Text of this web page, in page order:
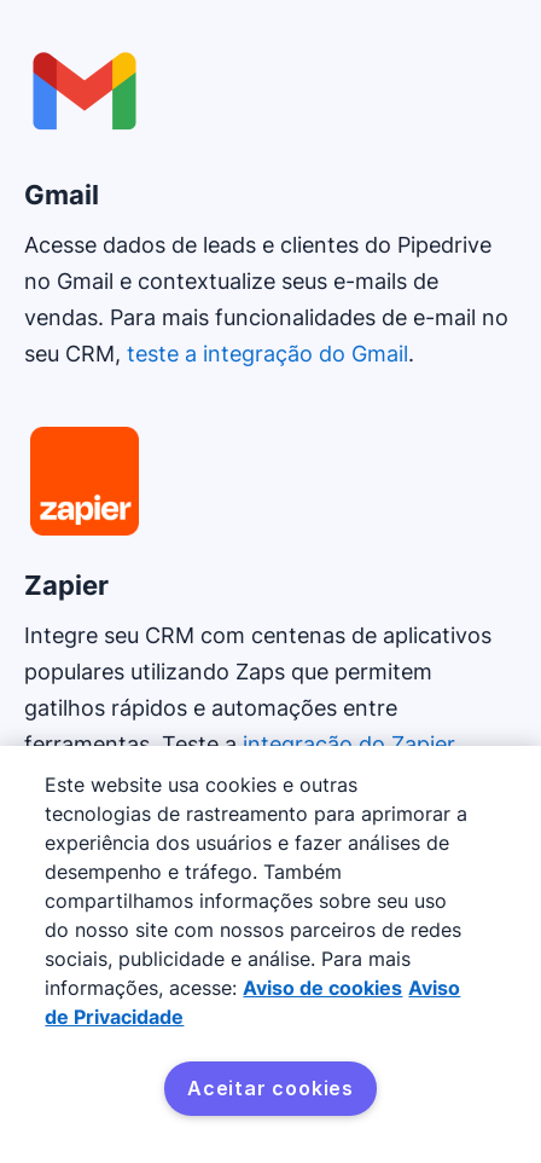
Gmail
Acesse dados de leads e clientes do Pipedrive
no Gmail e contextualize seus e-mails de
vendas. Para mais funcionalidades de e-mail no
seu CRM, teste a integração do Gmail.
Zapier
Integre seu CRM com centenas de aplicativos
populares utilizando Zaps que permitem
gatilhos rápidos e automações entre
ferramentas. Teste aintegração do Zapier.
WhatsApp
Gerencie conversas com leads e prospectos em
uma plataforma. Atribua conversas a
representantes de vendas e use modelos para
Este website usa cookies e outras
tecnologias de rastreamento para aprimorar a
experiência dos usuários e fazer análises de
desempenho e tráfego. Também
compartilhamos informações sobre seu uso
do nosso site com nossos parceiros de redes
sociais, publicidade e análise. Para mais
informações, acesse: Aviso de cookies Aviso
de Privacidade
Aceitar cookies